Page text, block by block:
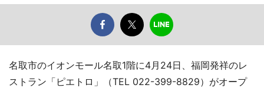
名取市のイオンモール名取1階に4月24日、福岡発祥のレ
ストラン「ピエトロ」（TEL 022-399-8829）がオープ